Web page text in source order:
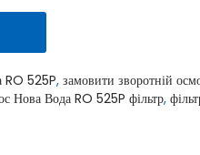
RO 525P,замовити зворотній
Нова Вода RO 525P фільтр,